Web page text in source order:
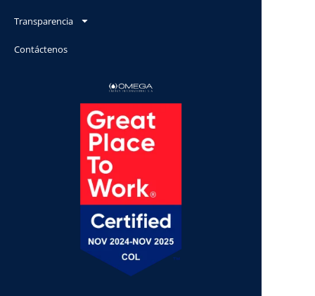
Transparencia
Contáctenos